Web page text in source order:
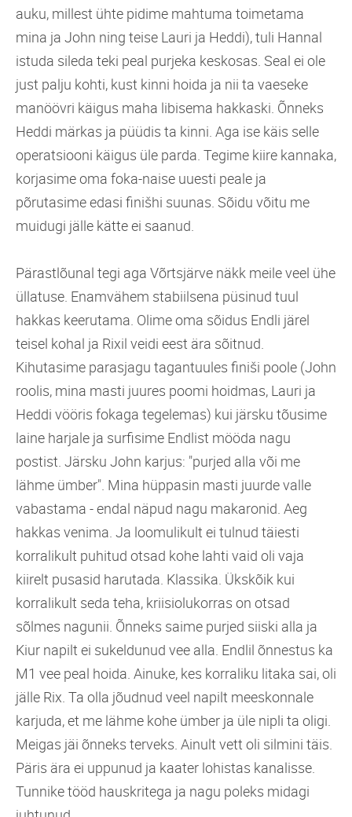
auku, millest ühte pidime mahtuma toimetama
mina ja John ning teise Lauri ja Heddi), tuli Hannal
istuda sileda teki peal purjeka keskosas. Seal ei ole
just palju kohti, kust kinni hoida ja nii ta vaeseke
manöövri käigus maha libisema hakkaski. Õnneks
Heddi märkas ja püüdis ta kinni. Aga ise käis selle
operatsiooni käigus üle parda. Tegime kiire kannaka,
korjasime oma foka-naise uuesti peale ja
põrutasime edasi finišhi suunas. Sõidu võitu me
muidugi jälle kätte ei saanud.
Pärastlõunal tegi aga Võrtsjärve näkk meile veel ühe
üllatuse. Enamvähem stabiilsena püsinud tuul
hakkas keerutama. Olime oma sõidus Endli järel
teisel kohal ja Rixil veidi eest ära sõitnud.
Kihutasime parasjagu tagantuules finiši poole (John
roolis, mina masti juures poomi hoidmas, Lauri ja
Heddi vööris fokaga tegelemas) kui järsku tõusime
laine harjale ja surfisime Endlist mööda nagu
postist. Järsku John karjus: "purjed alla või me
lähme ümber". Mina hüppasin masti juurde valle
vabastama - endal näpud nagu makaronid. Aeg
hakkas venima. Ja loomulikult ei tulnud täiesti
korralikult puhitud otsad kohe lahti vaid oli vaja
kiirelt pusasid harutada. Klassika. Ükskõik kui
korralikult seda teha, kriisiolukorras on otsad
sõlmes nagunii. Õnneks saime purjed siiski alla ja
Kiur napilt ei sukeldunud vee alla. Endlil õnnestus ka
M1 vee peal hoida. Ainuke, kes korraliku litaka sai, oli
jälle Rix. Ta olla jõudnud veel napilt meeskonnale
karjuda, et me lähme kohe ümber ja üle nipli ta oligi.
Meigas jäi õnneks terveks. Ainult vett oli silmini täis.
Päris ära ei uppunud ja kaater lohistas kanalisse.
Tunnike tööd hauskritega ja nagu poleks midagi